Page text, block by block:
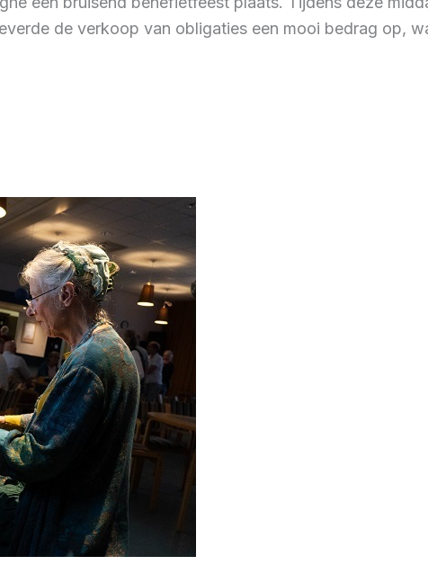
de verkoop van obligaties een mooi bedrag op,